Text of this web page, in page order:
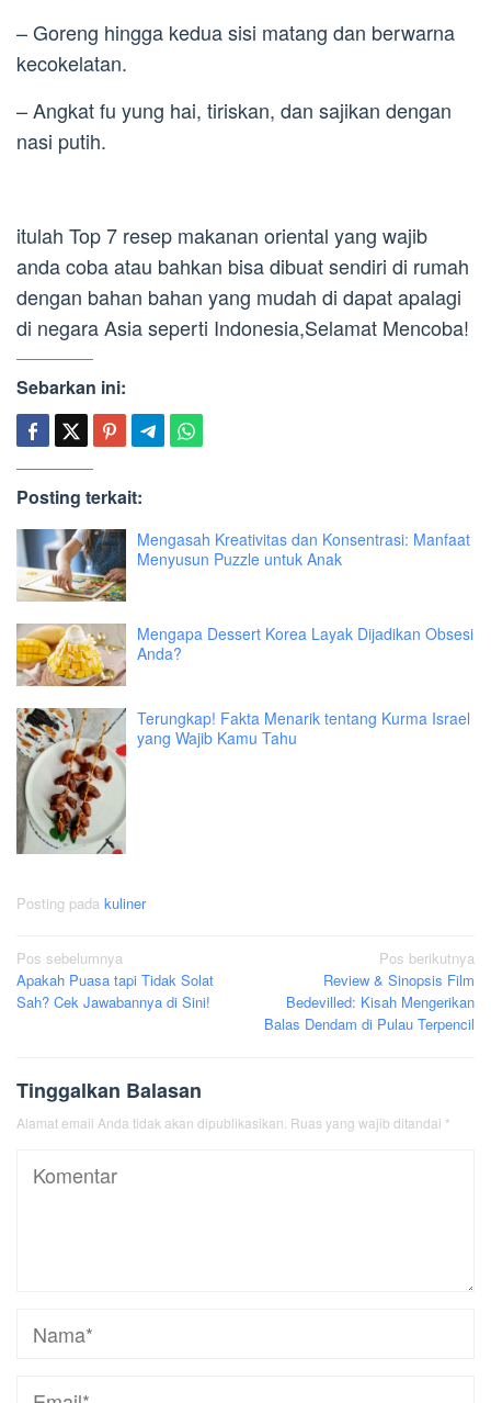
– Goreng hingga kedua sisi matang dan berwarna
kecokelatan.
– Angkat fu yung hai, tiriskan, dan sajikan dengan
nasi putih.
itulah Top 7 resep makanan oriental yang wajib
anda coba atau bahkan bisa dibuat sendiri di rumah
dengan bahan bahan yang mudah di dapat apalagi
di negara Asia seperti Indonesia,Selamat Mencoba!
Sebarkan ini:
Posting terkait:
Mengasah Kreativitas dan Konsentrasi: Manfaat
Menyusun Puzzle untuk Anak
Mengapa Dessert Korea Layak Dijadikan Obsesi
Anda?
Terungkap! Fakta Menarik tentang Kurma Israel
yang Wajib Kamu Tahu
Posting pada kuliner
Navigasi
pos
Pos sebelumnya
Apakah Puasa tapi Tidak Solat
Sah? Cek Jawabannya di Sini!
Pos berikutnya
Review & Sinopsis Film
Bedevilled: Kisah Mengerikan
Balas Dendam di Pulau Terpencil
Tinggalkan Balasan
Alamat email Anda tidak akan dipublikasikan. Ruas yang wajib ditandai *